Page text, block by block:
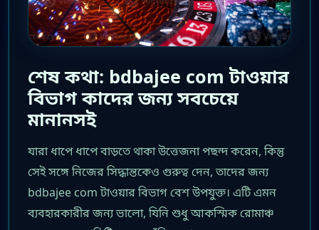
শেষ কথা: bdbajee com টাওয়ার
বিভাগ কাদের জন্য সবচেয়ে
মানানসই
যারা ধাপে ধাপে বাড়তে থাকা উত্তেজনা পছন্দ করেন, কিন্তু
সেই সঙ্গে নিজের সিদ্ধান্তকেও গুরুত্ব দেন, তাদের জন্য
bdbajee com টাওয়ার বিভাগ বেশ উপযুক্ত। এটি এমন
ব্যবহারকারীর জন্য ভালো, যিনি শুধু আকস্মিক রোমাঞ্চ